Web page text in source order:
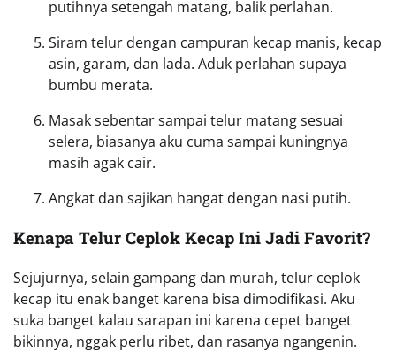
putihnya setengah matang, balik perlahan.
Siram telur dengan campuran kecap manis, kecap
asin, garam, dan lada. Aduk perlahan supaya
bumbu merata.
Masak sebentar sampai telur matang sesuai
selera, biasanya aku cuma sampai kuningnya
masih agak cair.
Angkat dan sajikan hangat dengan nasi putih.
Kenapa Telur Ceplok Kecap Ini Jadi Favorit?
Sejujurnya, selain gampang dan murah, telur ceplok
kecap itu enak banget karena bisa dimodifikasi. Aku
suka banget kalau sarapan ini karena cepet banget
bikinnya, nggak perlu ribet, dan rasanya ngangenin.